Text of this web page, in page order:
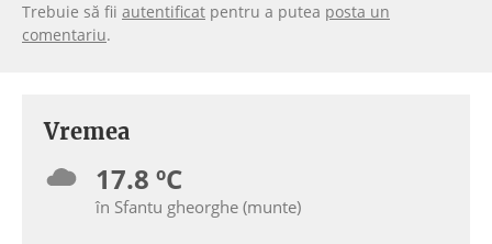
Trebuie să fii autentificat pentru a putea posta un
comentariu.
Vremea
17.8 ºC
în Sfantu gheorghe (munte)